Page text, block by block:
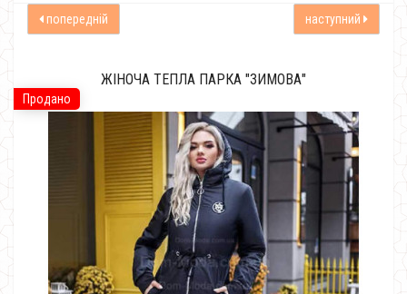
попередній наступний
Продано
ЖІНОЧА ТЕПЛА ПАРКА "ЗИМОВА"